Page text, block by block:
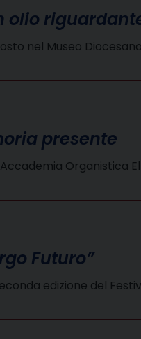
nel Museo
presente
Accademia Organistica
Futuro”
edizione del